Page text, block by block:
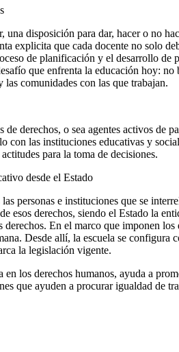
disposición para dar, hacer o no
explicita que cada docente no solo
de planificación y el desarrollo de
que enfrenta la educación hoy:
comunidades con las que trabajan.
derechos, o sea agentes activos
con las instituciones educativas y
para la toma de decisiones.
desde el Estado
personas e instituciones que se
esos derechos, siendo el Estado la
derechos. En el marco que imponen
Desde allí, la escuela se
la legislación vigente.
los derechos humanos, ayuda a
que ayuden a pro­cu­rar igual­dad de